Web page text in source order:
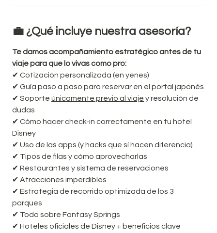
💼 ¿Qué incluye nuestra asesoría?
Te damos acompañamiento estratégico antes de tu
viaje para que lo vivas como pro:
✔ Cotización personalizada (en yenes)
✔ Guía paso a paso para reservar en el portal japonés
✔ Soporte únicamente previo al viaje y resolución de
dudas
✔ Cómo hacer check-in correctamente en tu hotel
Disney
✔ Uso de las apps (y hacks que sí hacen diferencia)
✔ Tipos de filas y cómo aprovecharlas
✔ Restaurantes y sistema de reservaciones
✔ Atracciones imperdibles
✔ Estrategia de recorrido optimizada de los 3
parques
✔ Todo sobre Fantasy Springs
✔ Hoteles oficiales de Disney + beneficios clave